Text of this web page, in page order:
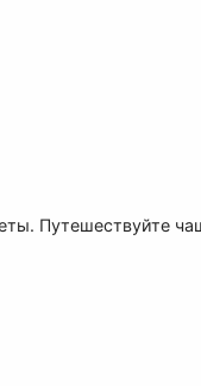
Путешествуйте